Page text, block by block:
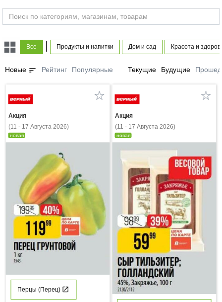
Все Продукты и напитки Дом и сад Красота и
Новые sort Рейтинг Популярные Текущие Будущие
Акция
(11 - 17 Августа 2026)
новая
Перцы (Перец)
Акция
(11 - 17 Августа 2026)
новая